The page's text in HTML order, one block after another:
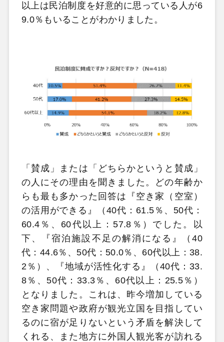
以上は民泊制度を好意的に思っている人が6
9.0％もいることがわかりました。
「賛成」または「どちらかというと賛成」
の人にその理由を聞きました。どの年齢か
らも最も多かった回答は『空き家（空室）
の活用ができる』（40代：61.5％、50代：
60.4％、60代以上：57.8％）でした。以
下、『宿泊施設不足の解消になる』（40
代：44.6％、50代：50.0％、60代以上：38.
2％）、『地域が活性化する』（40代：33.
8％、50代：33.3％、60代以上：25.5％）
となりました。これは、昨今増加している
空き家問題や政府が観光立国を目指してい
るのに宿が足りないという矛盾を解決して
くれる、また地方に外国人観光客が訪れる